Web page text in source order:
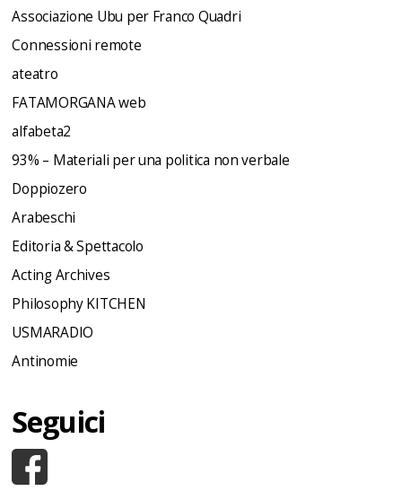
Associazione Ubu per Franco Quadri
Connessioni remote
ateatro
FATAMORGANA web
alfabeta2
93% – Materiali per una politica non verbale
Doppiozero
Arabeschi
Editoria & Spettacolo
Acting Archives
Philosophy KITCHEN
USMARADIO
Antinomie
Seguici